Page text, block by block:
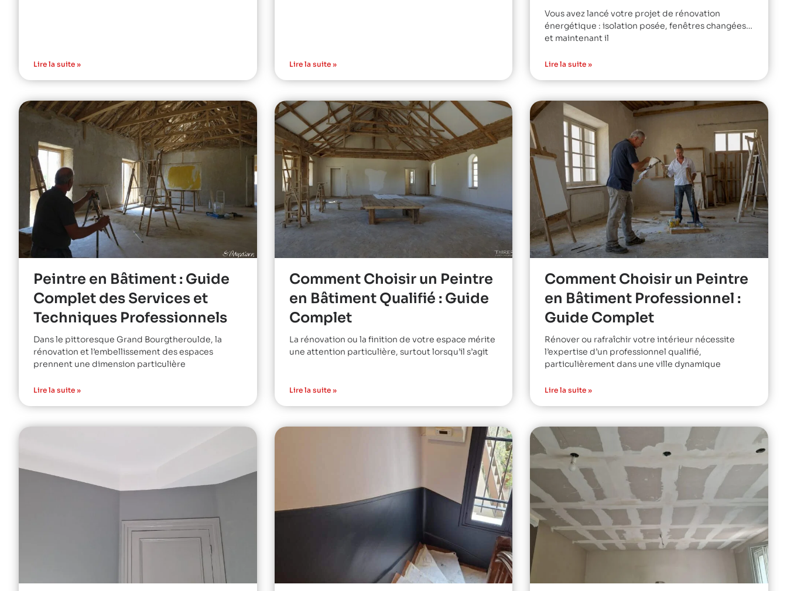
Lire la suite » Lire la suite »
Vous avez lancé votre projet de rénovation
énergétique : isolation posée, fenêtres changées…
et maintenant il
Lire la suite »
Peintre en Bâtiment : Guide
Complet des Services et
Techniques Professionnels
Dans le pittoresque Grand Bourgtheroulde, la
rénovation et l’embellissement des espaces
prennent une dimension particulière
Lire la suite »
Comment Choisir un Peintre
en Bâtiment Qualifié : Guide
Complet
La rénovation ou la finition de votre espace mérite
une attention particulière, surtout lorsqu’il s’agit
Lire la suite »
Comment Choisir un Peintre
en Bâtiment Professionnel :
Guide Complet
Rénover ou rafraîchir votre intérieur nécessite
l’expertise d’un professionnel qualifié,
particulièrement dans une ville dynamique
Lire la suite »